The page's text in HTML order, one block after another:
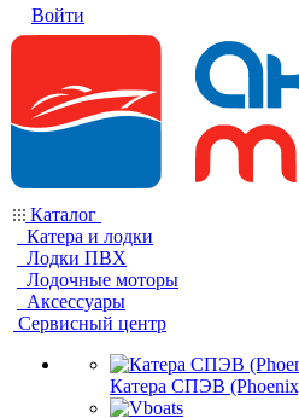
Войти
Каталог
Катера и лодки
Лодки ПВХ
Лодочные моторы
Аксессуары
Сервисный центр
Катера СПЭВ